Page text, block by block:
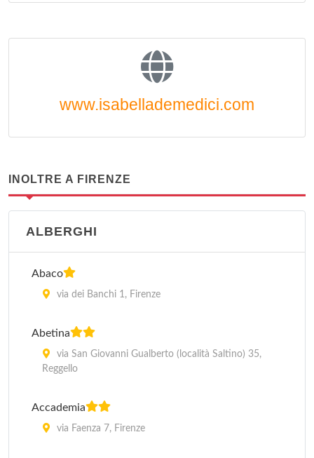
www.isabellademedici.com
INOLTRE A FIRENZE
ALBERGHI
Abaco
via dei Banchi 1, Firenze
Abetina
via San Giovanni Gualberto (località Saltino) 35,
Reggello
Accademia
via Faenza 7, Firenze